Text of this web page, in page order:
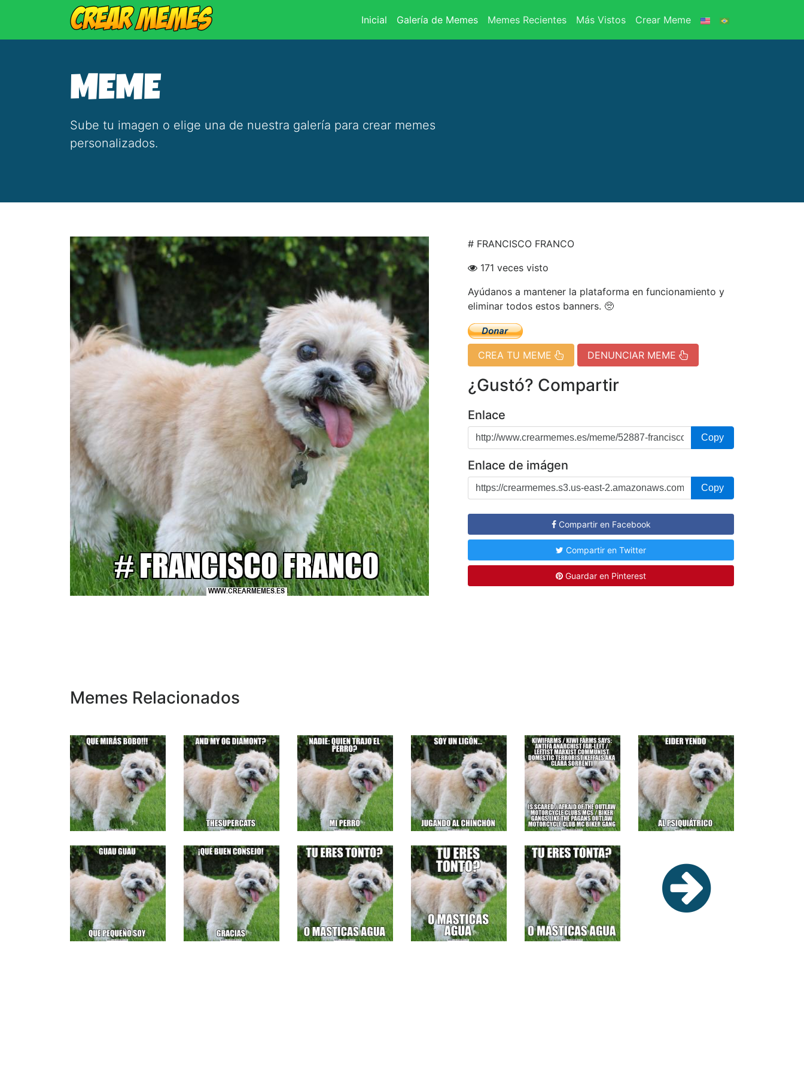
Inicial (current)
Galería de Memes Memes Recientes Más Vistos Crear Meme
MEME
Sube tu imagen o elige una de nuestra galería para crear memes
personalizados.
# FRANCISCO FRANCO
171 veces visto
Ayúdanos a mantener la plataforma en funcionamiento y
eliminar todos estos banners. 🥺
CREA TU MEME DENUNCIAR MEME
¿Gustó? Compartir
Enlace
Copy
Enlace de imágen
Copy
Compartir en Facebook
Compartir en Twitter
Guardar en Pinterest
Memes Relacionados